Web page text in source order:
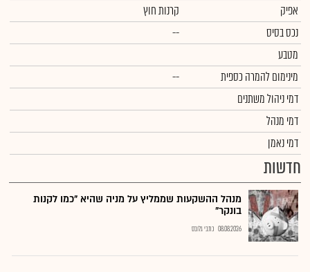
אפיק
קרנות חוץ
נכס בסיס
--
מטבע
מינימום להמרה כספית
--
דמי ניהול משתנים
דמי מנהל
דמי נאמן
חדשות
מנהל ההשקעות שממליץ על מניה שהיא "כמו לקנות
בונקר"
08.08.2026 כתבי גלובס